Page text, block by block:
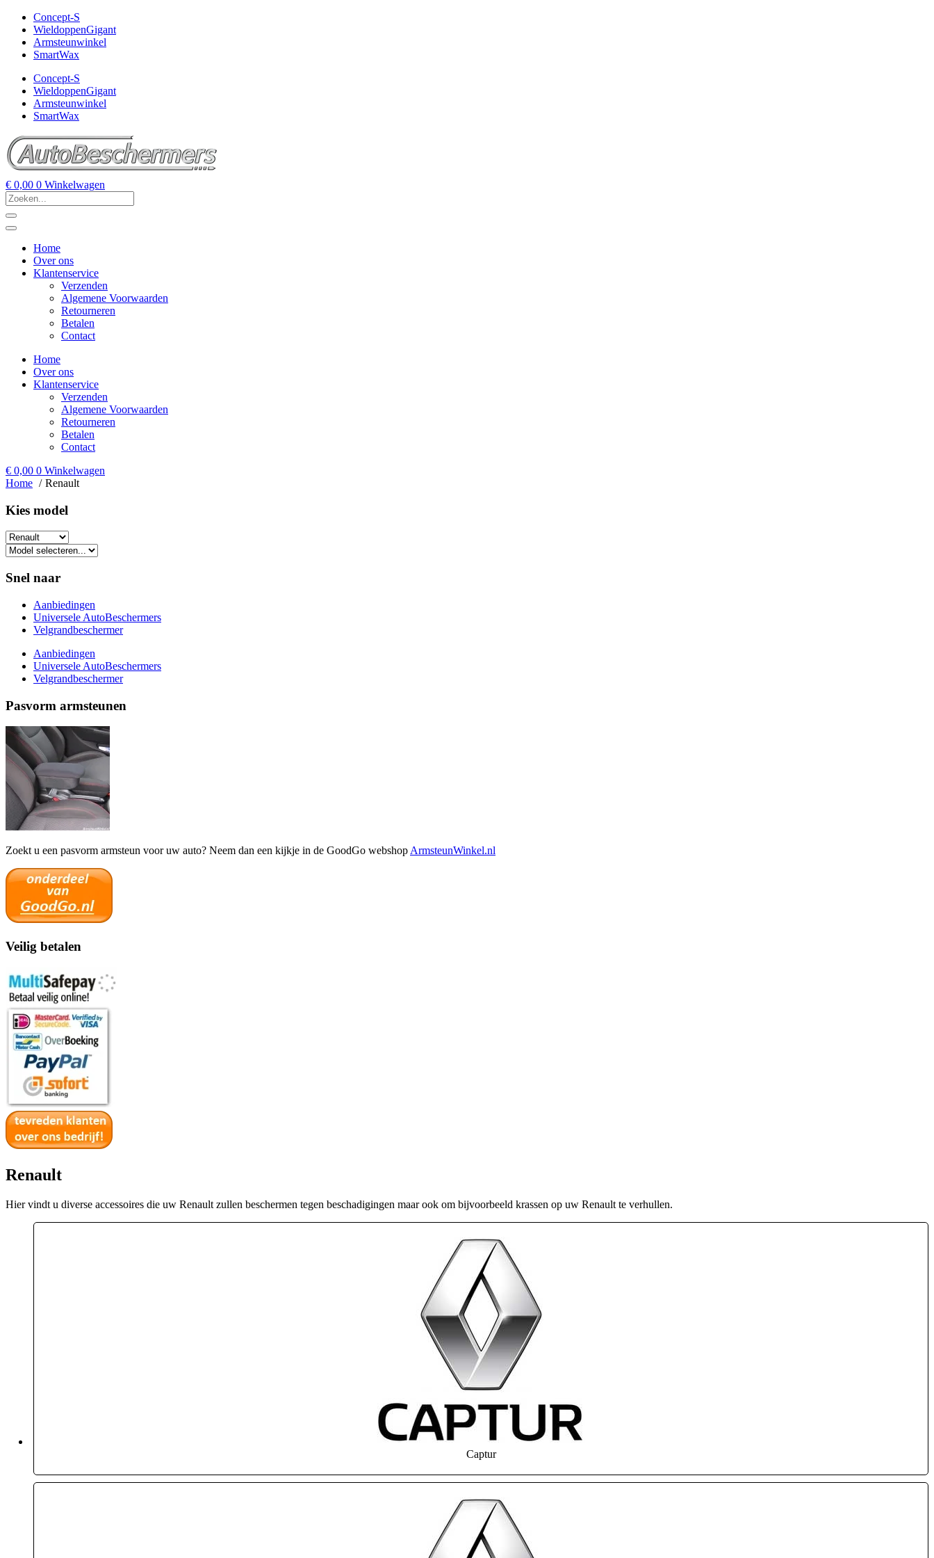
Concept-S
WieldoppenGigant
Armsteunwinkel
SmartWax
Concept-S
WieldoppenGigant
Armsteunwinkel
SmartWax
€ 0,00 0 Winkelwagen
Home
Over ons
Klantenservice
Verzenden
Algemene Voorwaarden
Retourneren
Betalen
Contact
Home
Over ons
Klantenservice
Verzenden
Algemene Voorwaarden
Retourneren
Betalen
Contact
€ 0,00 0 Winkelwagen
Home
Renault
Kies model​
Snel naar
Aanbiedingen
Universele AutoBeschermers
Velgrandbeschermer
Aanbiedingen
Universele AutoBeschermers
Velgrandbeschermer
Pasvorm armsteunen
Zoekt u een pasvorm armsteun voor uw auto? Neem dan een kijkje in de GoodGo webshop ArmsteunWinkel.nl
Veilig betalen
Renault
Hier vindt u diverse accessoires die uw Renault zullen beschermen tegen beschadigingen maar ook om bijvoorbeeld krassen op uw Renault te verhullen.
Captur